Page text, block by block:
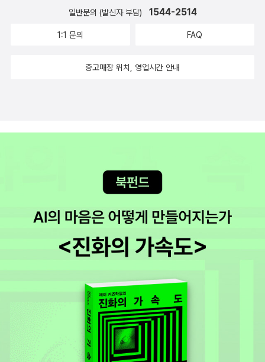
의 명백한 도약이었죠. 운동에 따라 감각이 달라지고 감각에 따라 운
마음 그 자체『후생동물』은 하나의 세포에서 분화된 생명의 통일성을
가두고 형태 짓는 막을 만들었지요. 경계 지어져 있지만, 경계를 넘나
같은 것들이 군락이나 덩어리를 이루며 모여 살다가, 점점 더 단순하
고 다른 이질적인 것들을 끌어들여 삼키는 방식으로 자신의 다양성을
증가시키고 복잡해졌습니다. 저자는 최초의 동물은 소화기관의 초기
형태일 수도 있다고 하는데요. 동물 생명체는 다양한 생태계를 소화
시키며 자기 신체화하며 시작된 것일 수도 있다고 하죠.초기 세포(자
아)가 하는 일은 끊임없이 일어나는 사건들의 흐름에다 리듬과 논리
화할 수 있었습니다. 이 질서의 협응으로 이루어진 우리 몸은 세포의
수만큼의 자아가 모인 수많은 관점이 존재하는 가능성의 세계입니다.
저자는 이 질서에 의존하는 물질과 에너지의 배열, 활동이 곧 ‘정신’이
라고 말하지요. 내가 무엇을 어떤 위치에서 감각할지 결정하는 배열
방식이 곧 나의 시점을 드러내는 일이라는 것입니다. 그에따라 주체
일반문의 (발신자 부담) 1544-2514
1:1 문의 FAQ
중고매장 위치, 영업시간 안내